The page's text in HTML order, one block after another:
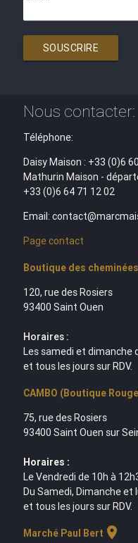
SOUSCRIRE
Nous contacter:
Téléphone:
Daisy Maison : +33 (0)6
Mathurin Maison -
+33 (0)6 64 71 12 02
Email:
Page contact
Boutique des cheminées
120, rue des Rosiers
93400 Saint Ouen
Horaires :
Les samedi et dimanche
et tous les jours sur RDV.
CAMBO (Boutique
75, rue des Rosiers
93400 Saint Ouen sur
Horaires :
Le Vendredi de 10h à
Du Samedi, Dimanche et
et tous les jours sur RDV.
Marché Paul Bert location_on